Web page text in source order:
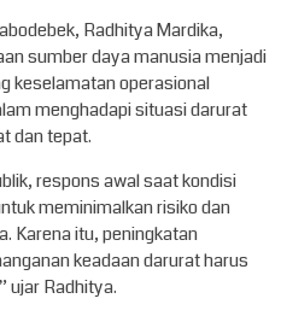
Radhitya Mardika,
sumber daya manusia menjadi
keselamatan operasional
menghadapi situasi darurat
dan tepat.
respons awal saat kondisi
meminimalkan risiko dan
Karena itu, peningkatan
keadaan darurat harus
ujar Radhitya.